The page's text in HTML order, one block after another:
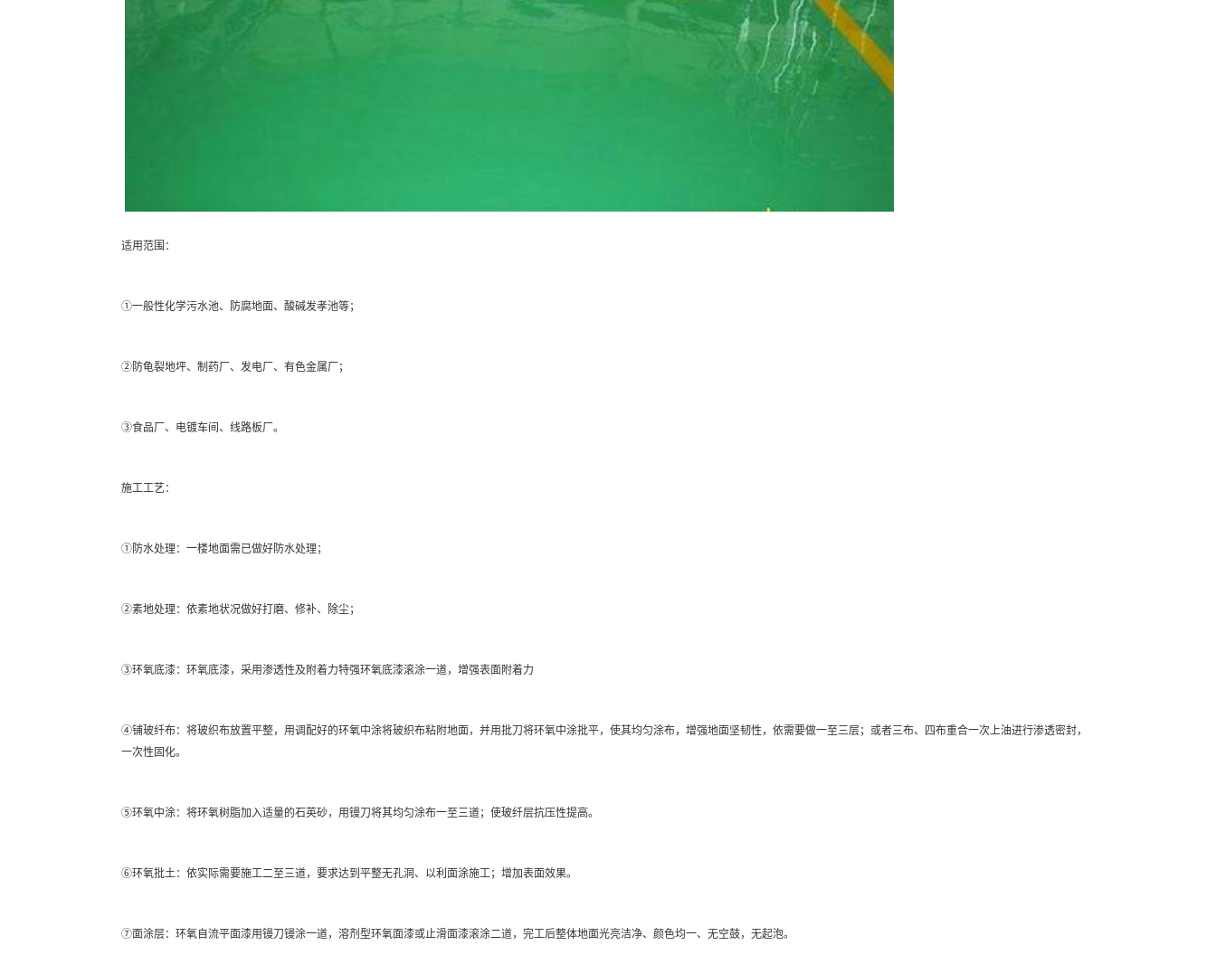
适用范围：
①一般性化学污水池、防腐地面、酸碱发孝池等；
②防龟裂地坪、制药厂、发电厂、有色金属厂；
③食品厂、电镀车间、线路板厂。
施工工艺：
①防水处理：一楼地面需已做好防水处理；
②素地处理：依素地状况做好打磨、修补、除尘；
③环氧底漆：环氧底漆，采用渗透性及附着力特强环氧底漆滚涂一道，增强表面附着力
④铺玻纤布：将玻织布放置平整，用调配好的环氧中涂将玻织布粘附地面，并用批刀将环氧中涂批平，使其均匀涂布，增强地面坚韧性，依需要做一至三层；或者三布、四布重合一次上油进行渗透密封，
一次性固化。
⑤环氧中涂：将环氧树脂加入适量的石英砂，用镘刀将其均匀涂布一至三道；使玻纤层抗压性提高。
⑥环氧批土：依实际需要施工二至三道，要求达到平整无孔洞、以利面涂施工；增加表面效果。
⑦面涂层：环氧自流平面漆用镘刀镘涂一道，溶剂型环氧面漆或止滑面漆滚涂二道，完工后整体地面光亮洁净、颜色均一、无空鼓，无起泡。